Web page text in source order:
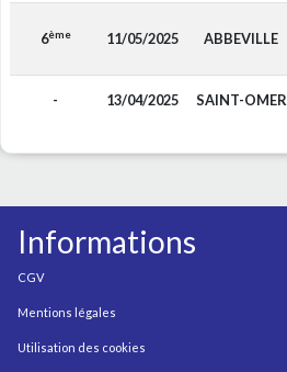
6ème 11/05/2025 ABBEVILLE
- 13/04/2025 SAINT-OMER
Informations
CGV
Mentions légales
Utilisation des cookies